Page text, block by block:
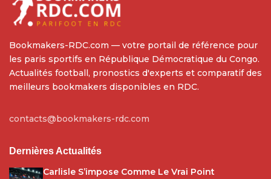
Bookmakers-RDC.com — votre portail de référence pour
les paris sportifs en République Démocratique du Congo.
Actualités football, pronostics d'experts et comparatif des
meilleurs bookmakers disponibles en RDC.
contacts@bookmakers-rdc.com
Dernières Actualités
Carlisle S’impose Comme Le Vrai Point